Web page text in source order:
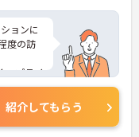
ョンに
度の訪
、プライ
。
、さら
ださ
紹介してもらう